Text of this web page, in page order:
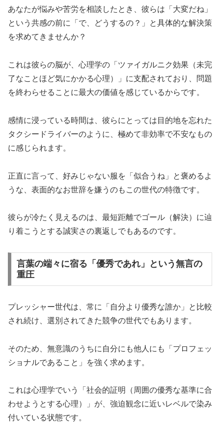
あなたが悩みや苦労を相談したとき、彼らは「大変だね」
という共感の前に「で、どうするの？」と具体的な解決策
を求めてきませんか？
これは彼らの脳が、心理学の「ツァイガルニク効果（未完
了なことほど気にかかる心理）」に支配されており、問題
を終わらせることに最大の価値を感じているからです。
感情に浸っている時間は、彼らにとっては目的地を忘れた
タクシードライバーのように、極めて非効率で不安なもの
に感じられます。
正直に言って、好みじゃない服を「似合うね」と褒めるよ
うな、表面的なお世辞を嫌うのもこの世代の特徴です。
彼らが冷たく見えるのは、最短距離でゴール（解決）に辿
り着こうとする誠実さの裏返しでもあるのです。
言葉の端々に宿る「優秀であれ」という無言の
重圧
プレッシャー世代は、常に「自分より優秀な誰か」と比較
され続け、選別されてきた競争の世代でもあります。
そのため、無意識のうちに自分にも他人にも「プロフェッ
ショナルであること」を強く求めます。
これは心理学でいう「社会的証明（周囲の優秀な基準に合
わせようとする心理）」が、強迫観念に近いレベルで染み
付いている状態です。